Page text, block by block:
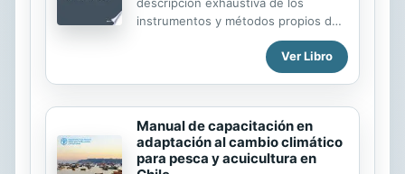
instrumentos y métodos propios de
los levantamientos planimétricos y
altimétricos en galerías,
explotaciones mineras, túneles y
subsuelo, con lo que viene a cubrir
una laguna existente en
publicaciones relacionadas con la
topografía propiamente subterránea.
Ver Libro
Manual de capacitación en
adaptación al cambio climático
para pesca y acuicultura en